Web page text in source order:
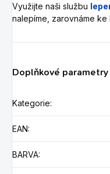
Využijte naši službu
nalepíme, zarovnáme
Doplňkové parametry
Kategorie:
EAN:
BARVA: